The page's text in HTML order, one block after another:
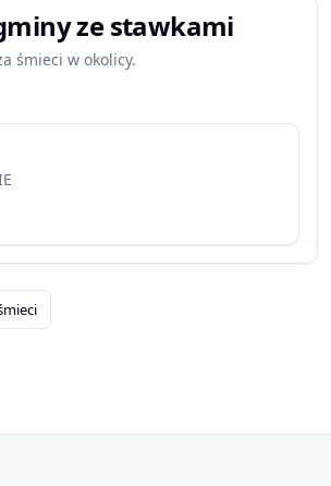
ze stawkami
śmieci w okolicy.